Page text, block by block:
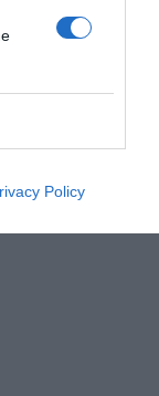
Policy
fruita